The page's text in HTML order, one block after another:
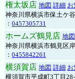
権太坂店 地図 詳細
神奈川県横浜市保土ケ
： 0457305731
ホームズ鶴見店 地図
神奈川県横浜市鶴見区
： 0455842261
横須賀店 地図 詳細
横須賀市平成町3丁目